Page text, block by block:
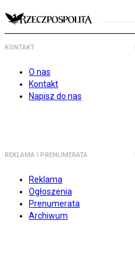
KONTAKT
O nas
Kontakt
Napisz do nas
REKLAMA I PRENUMERATA
Reklama
Ogłoszenia
Prenumerata
Archiwum